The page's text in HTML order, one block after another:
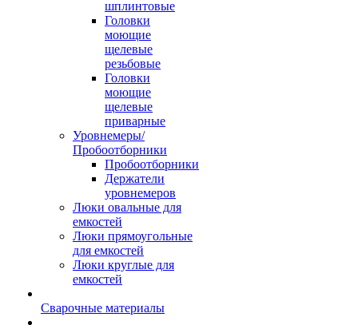
шплинтовые
Головки
моющие
щелевые
резьбовые
Головки
моющие
щелевые
приварные
Уровнемеры/
Пробоотборники
Пробоотборники
Держатели
уровнемеров
Люки овальные для
емкостей
Люки прямоугольные
для емкостей
Люки круглые для
емкостей
Сварочные материалы